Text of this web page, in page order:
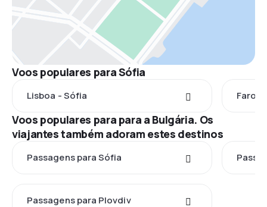
Voos populares para Sófia
Lisboa - Sófia Faro -
Voos populares para para a Bulgária. Os
viajantes também adoram estes destinos
Passagens para Sófia
Passagens para Plovdiv